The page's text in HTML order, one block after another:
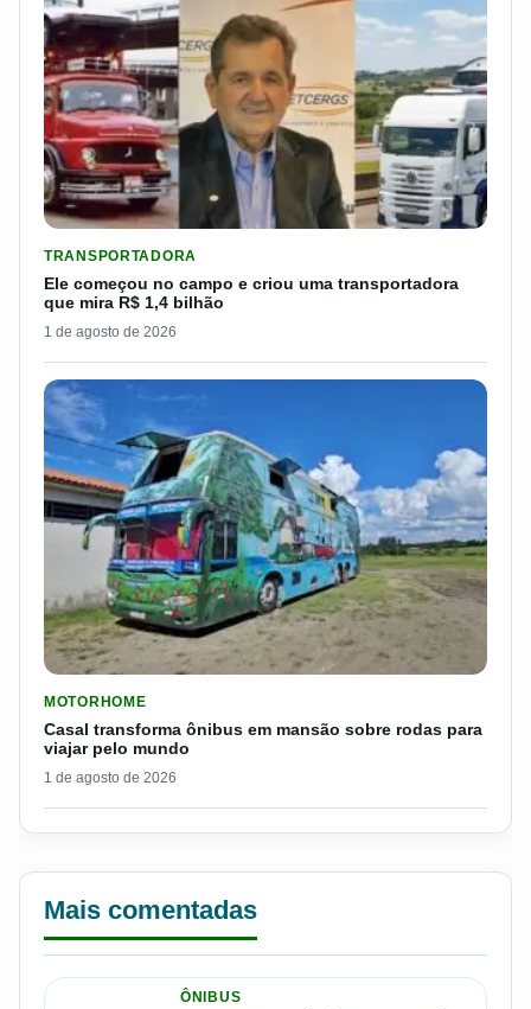
TRANSPORTADORA
Ele começou no campo e criou uma transportadora
que mira R$ 1,4 bilhão
1 de agosto de 2026
MOTORHOME
Casal transforma ônibus em mansão sobre rodas para
viajar pelo mundo
1 de agosto de 2026
Mais comentadas
ÔNIBUS